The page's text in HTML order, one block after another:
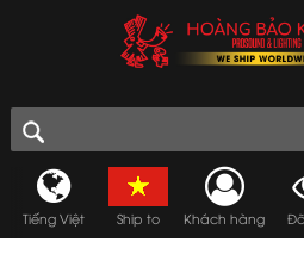
Tiếng Việt Ship to Khách hàng